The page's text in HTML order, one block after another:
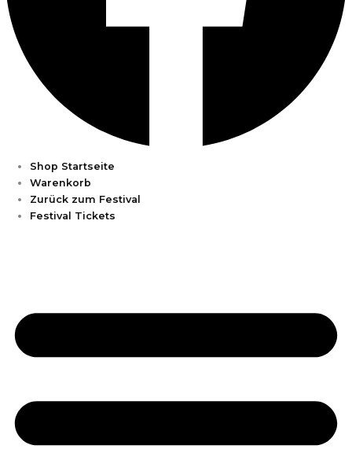
Shop Startseite
Warenkorb
Zurück zum Festival
Festival Tickets